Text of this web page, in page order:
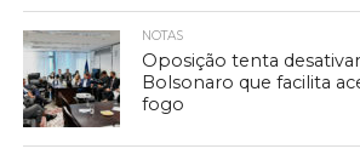
NOTAS
Oposição tenta
Bolsonaro que facilita
fogo